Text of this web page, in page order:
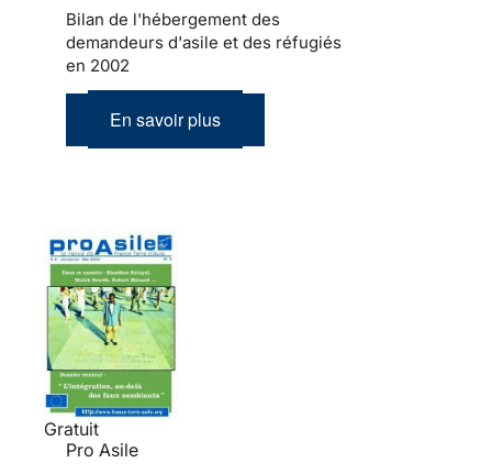
Bilan de l'hébergement des
demandeurs d'asile et des réfugiés
en 2002
En savoir plus
Gratuit
Pro Asile